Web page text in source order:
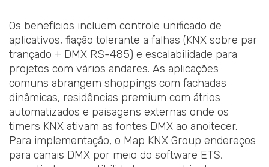
Os benefícios incluem controle unificado de
aplicativos, fiação tolerante a falhas (KNX sobre par
trançado + DMX RS-485) e escalabilidade para
projetos com vários andares. As aplicações
comuns abrangem shoppings com fachadas
dinâmicas, residências premium com átrios
automatizados e paisagens externas onde os
timers KNX ativam as fontes DMX ao anoitecer.
Para implementação, o Map KNX Group endereços
para canais DMX por meio do software ETS,